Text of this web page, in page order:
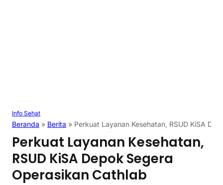
Info Sehat
Beranda » Berita » Perkuat Layanan Kesehatan, RSUD KiSA
Perkuat Layanan Kesehatan,
RSUD KiSA Depok Segera
Operasikan Cathlab